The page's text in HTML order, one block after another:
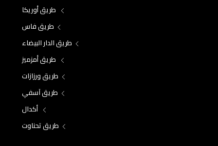
طريق أوريكا
طريق فاس
طريق الدار البيضاء
طريق أمزميز
طريق ورزازات
طريق آسفي
أكدال
طريق تحناوت